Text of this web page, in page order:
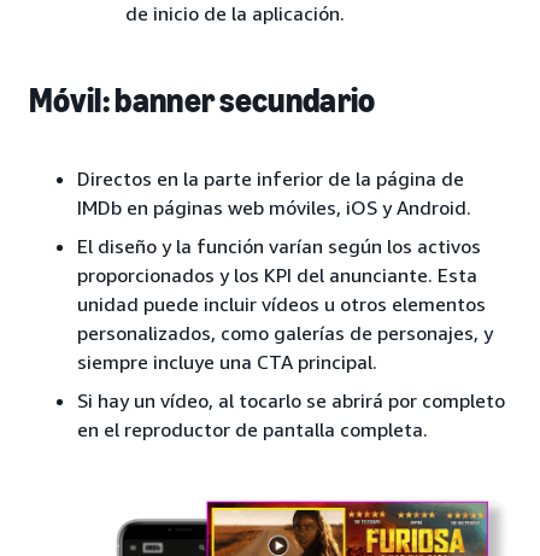
de inicio de la aplicación.
Móvil: banner secundario
Directos en la parte inferior de la página de
IMDb en páginas web móviles, iOS y Android.
El diseño y la función varían según los activos
proporcionados y los KPI del anunciante. Esta
unidad puede incluir vídeos u otros elementos
personalizados, como galerías de personajes, y
siempre incluye una CTA principal.
Si hay un vídeo, al tocarlo se abrirá por completo
en el reproductor de pantalla completa.